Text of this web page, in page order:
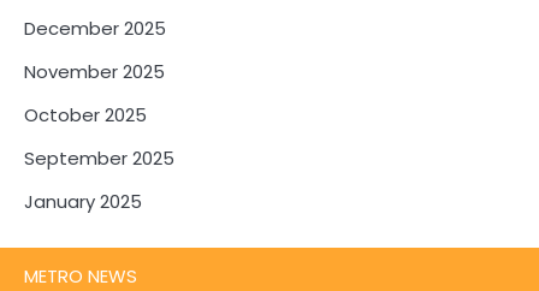
December 2025
November 2025
October 2025
September 2025
January 2025
METRO NEWS